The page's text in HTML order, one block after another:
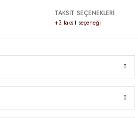
TAKSİT SEÇENEKLERİ
+3 taksit seçeneği